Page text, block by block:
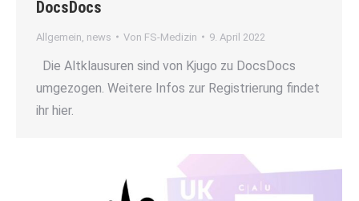
DocsDocs
Allgemein news Von FS-Medizin 9. April 2022
Die Altklausuren sind von Kjugo zu DocsDocs
umgezogen. Weitere Infos zur Registrierung findet
ihr hier.